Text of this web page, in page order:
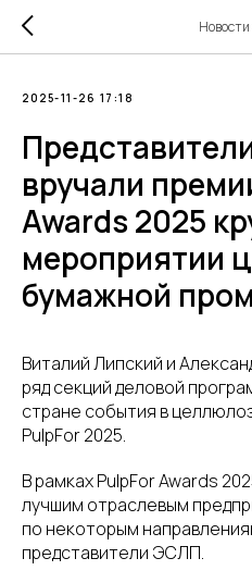
2025-11-26 17:18
вручали
Awards 2025
мероприятии
бумажной
Виталий Липский и
ряд секций деловой
стране события в
PulpFor 2025.
В рамках PulpFor Awards
лучшим отраслевым
по некоторым
представители ЭСЛП.